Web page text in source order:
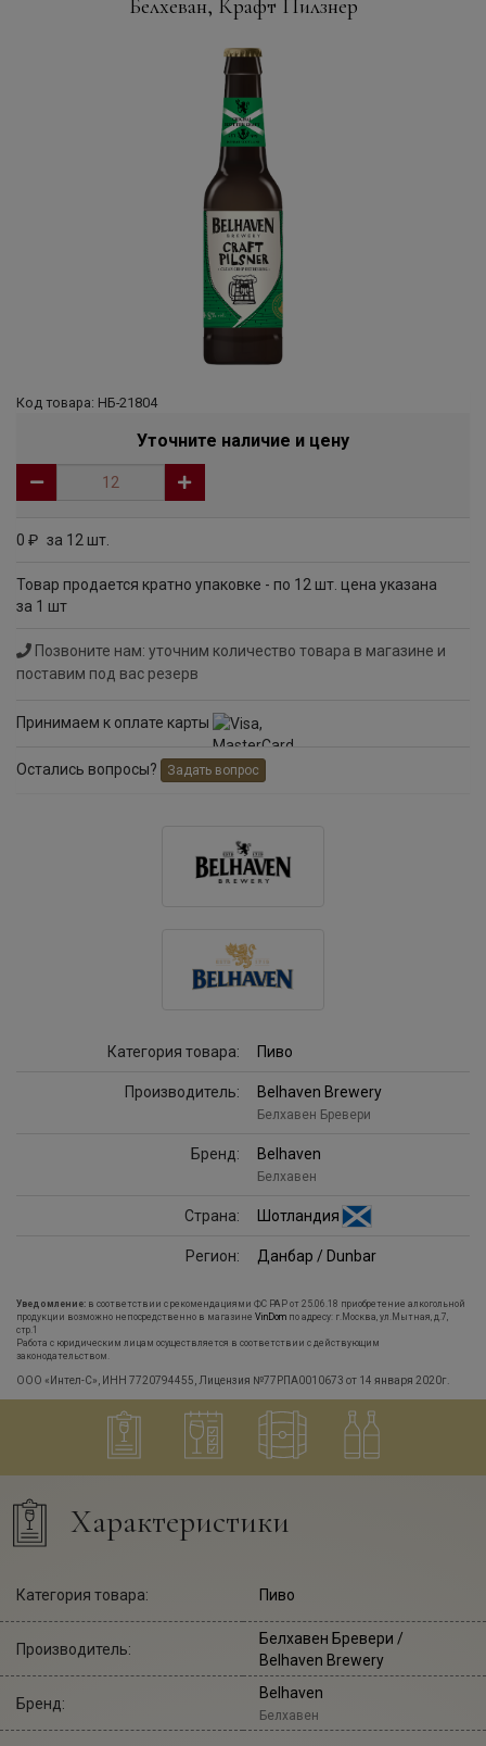
Белхеван, Крафт Пилзнер
Код товара: НБ-21804
Уточните наличие и цену
0 руб
за 12 шт.
Товар продается кратно упаковке - по 12 шт. цена указана
за 1 шт
Позвоните нам: уточним количество товара в магазине и
поставим под вас резерв
Принимаем к оплате карты
Остались вопросы? Задать вопрос
Категория товара: Пиво
Производитель: Belhaven Brewery
Белхавен Бревери
Бренд: Belhaven
Белхавен
Страна: Шотландия
Регион: Данбар / Dunbar
Уведомление: в соответствии с рекомендациями ФС РАР от 25.06.18 приобретение алкогольной
продукции возможно непосредственно в магазине VinDom по адресу: г.Москва, ул.Мытная, д.7,
стр.1
Работа с юридическим лицам осуществляется в соответствии с действующим
законодательством.
ООО «Интел-С», ИНН 7720794455, Лицензия №77РПА0010673 от 14 января 2020г.
Характеристики
Категория товара: Пиво
Производитель:
Белхавен Бревери /
Belhaven Brewery
Бренд:
Belhaven
Белхавен